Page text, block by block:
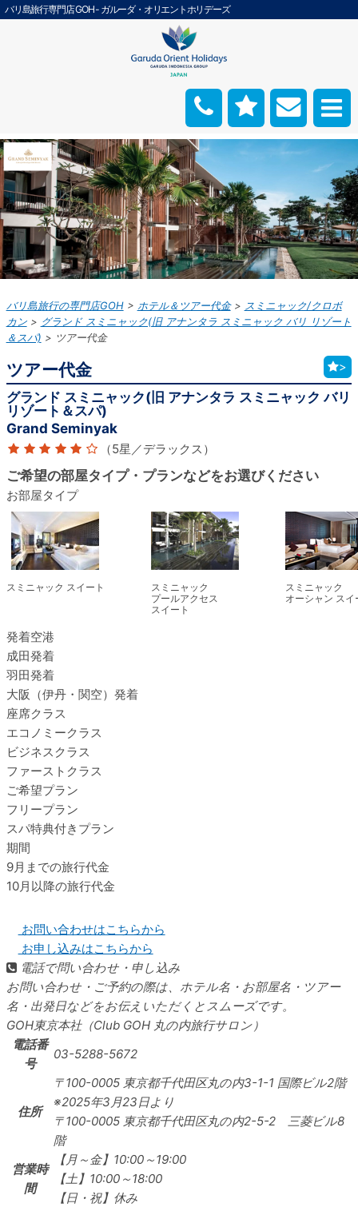
バリ島旅行専門店 GOH - ガルーダ・オリエントホリデーズ
バリ島旅行の専門店GOH ホテル＆ツアー代金
スミニャック/クロボ
カン
グランド スミニャック(旧 アナンタラ スミニャック バリ リゾート
＆スパ)
ツアー代金
ツアー代金 >
グランド スミニャック(旧 アナンタラ スミニャック バリ
リゾート＆スパ)
Grand Seminyak
（5星／デラックス）
ご希望の部屋タイプ・プランなどをお選びください
お部屋タイプ
スミニャック スイート
スミニャック
プールアクセス
スイート
スミニャック
オーシャン スイ
発着空港
成田発着
羽田発着
大阪（伊丹・関空）発着
座席クラス
エコノミークラス
ビジネスクラス
ファーストクラス
ご希望プラン
フリープラン
スパ特典付きプラン
期間
9月までの旅行代金
10月以降の旅行代金
お問い合わせはこちらから
お申し込みはこちらから
電話で問い合わせ・申し込み
お問い合わせ・ご予約の際は、ホテル名・お部屋名・ツアー
名・出発日などをお伝えいただくとスムーズです。
GOH東京本社（Club GOH 丸の内旅行サロン）
電話番
号
03-5288-5672
住所
〒100-0005 東京都千代田区丸の内3-1-1 国際ビル2階
※2025年3月23日より
〒100-0005 東京都千代田区丸の内2-5-2 三菱ビル8
階
営業時
間
【月～金】10:00～19:00
【土】10:00～18:00
【日・祝】休み